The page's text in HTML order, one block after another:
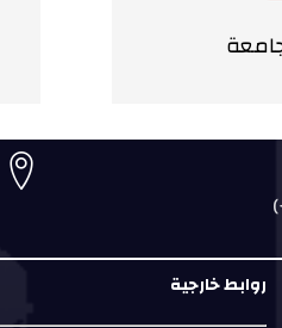

روابط خارجية